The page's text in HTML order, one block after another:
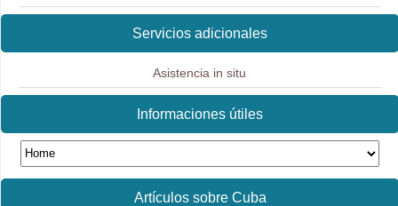
Servicios adicionales
Asistencia in situ
Informaciones útiles
Artículos sobre Cuba